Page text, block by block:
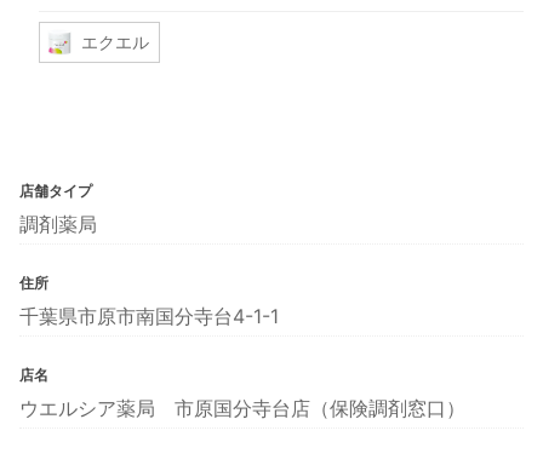
エクエル
店舗タイプ
調剤薬局
住所
千葉県市原市南国分寺台4-1-1
店名
ウエルシア薬局 市原国分寺台店（保険調剤窓口）